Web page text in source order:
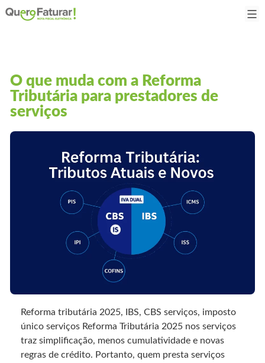
O que muda com a Reforma
Tributária para prestadores de
serviços
Reforma tributária 2025, IBS, CBS serviços, imposto
único serviços Reforma Tributária 2025 nos serviços
traz simplificação, menos cumulatividade e novas
regras de crédito. Portanto, quem presta serviços